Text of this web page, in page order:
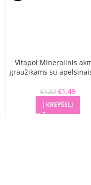
Vitapol Mineralinis
graužikams su
€1.89 Original
€1.49
Į KREPŠELĮ